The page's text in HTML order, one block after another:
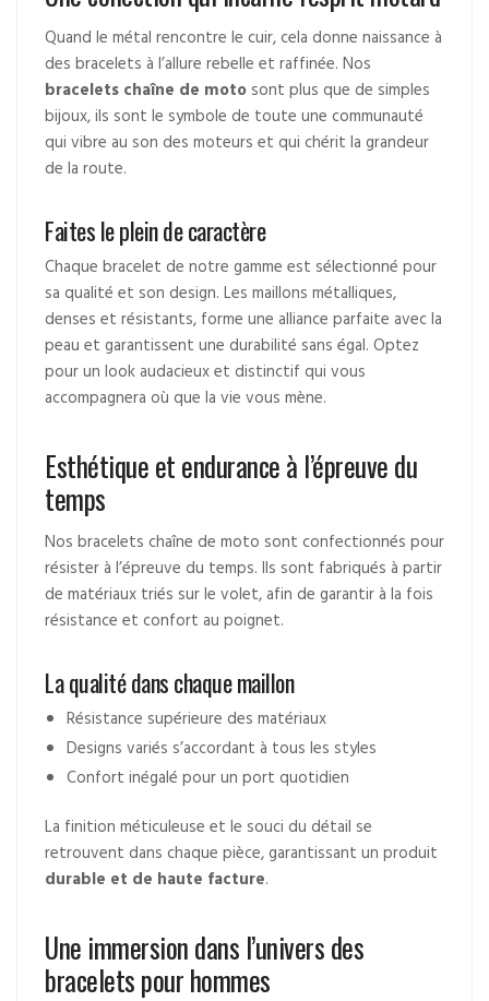
Quand le métal rencontre le cuir, cela donne naissance à
des bracelets à l’allure rebelle et raffinée. Nos
bracelets chaîne de motosont plus que de simples
bijoux, ils sont le symbole de toute une communauté
qui vibre au son des moteurs et qui chérit la grandeur
de la route.
Faites le plein de caractère
Chaque bracelet de notre gamme est sélectionné pour
sa qualité et son design. Les maillons métalliques,
denses et résistants, forme une alliance parfaite avec la
peau et garantissent une durabilité sans égal. Optez
pour un look audacieux et distinctif qui vous
accompagnera où que la vie vous mène.
Esthétique et endurance à l’épreuve du
temps
Nos bracelets chaîne de moto sont confectionnés pour
résister à l’épreuve du temps. Ils sont fabriqués à partir
de matériaux triés sur le volet, afin de garantir à la fois
résistance et confort au poignet.
La qualité dans chaque maillon
Résistance supérieure des matériaux
Designs variés s’accordant à tous les styles
Confort inégalé pour un port quotidien
La finition méticuleuse et le souci du détail se
retrouvent dans chaque pièce, garantissant un produit
durable et de haute facture.
Une immersion dans l’univers des
bracelets pour hommes